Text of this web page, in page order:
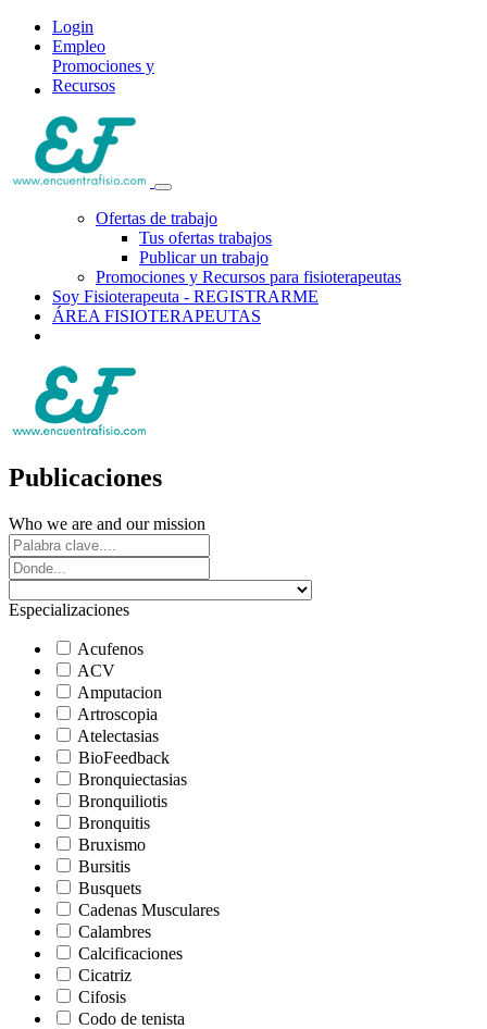
Login
Empleo
Promociones y
Recursos
Ofertas de trabajo
Tus ofertas trabajos
Publicar un trabajo
Promociones y Recursos para fisioterapeutas
Soy Fisioterapeuta - REGISTRARME
ÁREA FISIOTERAPEUTAS
Publicaciones
Who we are and our mission
Especializaciones
Acufenos
ACV
Amputacion
Artroscopia
Atelectasias
BioFeedback
Bronquiectasias
Bronquiliotis
Bronquitis
Bruxismo
Bursitis
Busquets
Cadenas Musculares
Calambres
Calcificaciones
Cicatriz
Cifosis
Codo de tenista